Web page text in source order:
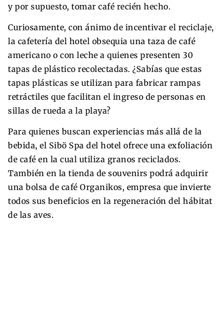
y por supuesto, tomar café recién hecho.
Curiosamente, con ánimo de incentivar el reciclaje,
la cafetería del hotel obsequia una taza de café
americano o con leche a quienes presenten 30
tapas de plástico recolectadas. ¿Sabías que estas
tapas plásticas se utilizan para fabricar rampas
retráctiles que facilitan el ingreso de personas en
sillas de rueda a la playa?
Para quienes buscan experiencias más allá de la
bebida, el Sibö Spa del hotel ofrece una exfoliación
de café en la cual utiliza granos reciclados.
También en la tienda de souvenirs podrá adquirir
una bolsa de café Organikos, empresa que invierte
todos sus beneficios en la regeneración del hábitat
de las aves.